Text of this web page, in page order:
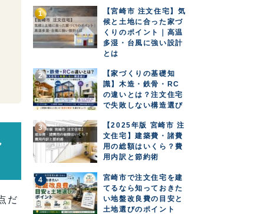
だ
【宮崎市 注文住宅】気
候と土地に合った家づ
くりのポイント｜高温
多湿・台風に強い設計
とは
【家づくりの基礎知
識】木造・鉄骨・RC
の違いとは？注文住宅
で失敗しない構造選び
【2025年版 宮崎市 注
文住宅】建築費・諸費
用の総額はいくら？費
用内訳と節約術
宮崎市で注文住宅を建
てるなら知っておきた
い地盤改良費の目安と
土地選びのポイント